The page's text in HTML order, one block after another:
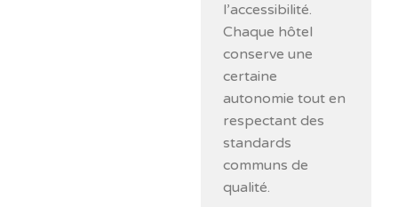
l’accessibilité.
Chaque hôtel
conserve une
certaine
autonomie tout en
respectant des
standards
communs de
qualité.